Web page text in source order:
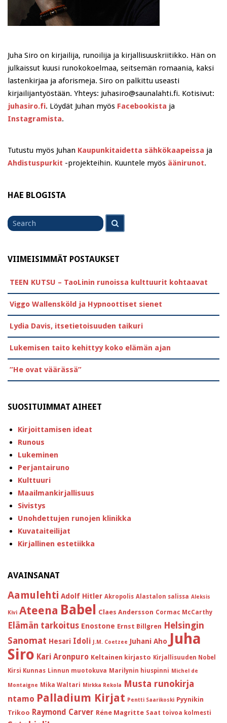
Juha Siro on kirjailija, runoilija ja kirjallisuuskriitikko. Hän on
julkaissut kuusi runokokoelmaa, seitsemän romaania, kaksi
lastenkirjaa ja aforismeja. Siro on palkittu useasti
kirjailijantyöstään. Yhteys: juhasiro@saunalahti.fi. Kotisivut:
juhasiro.fi. Löydät Juhan myös Facebookista ja
Instagramista.
Tutustu myös Juhan Kaupunkitaidetta sähkökaapeissa ja
Ahdistuspurkit -projekteihin. Kuuntele myös äänirunot.
HAE BLOGISTA
Search
for
VIIMEISIMMÄT POSTAUKSET
TEEN KUTSU – TaoLinin runoissa kulttuurit kohtaavat
Viggo Wallensköld ja Hypnoottiset sienet
Lydia Davis, itsetietoisuuden taikuri
Lukemisen taito kehittyy koko elämän ajan
”He ovat väärässä”
SUOSITUIMMAT AIHEET
Kirjoittamisen ideat
Runous
Lukeminen
Perjantairuno
Kulttuuri
Maailmankirjallisuus
Sivistys
Unohdettujen runojen klinikka
Kuvataiteilijat
Kirjallinen estetiikka
AVAINSANAT
Aamulehti Adolf Hitler Akropolis Alastalon salissa Aleksis
Kivi Ateena Babel Claes Andersson Cormac McCarthy
Elämän tarkoitus Enostone Ernst Billgren Helsingin
Sanomat Hesari Idoli J.M. Coetzee Juhani Aho Juha
Siro Kari Aronpuro Keltainen kirjasto Kirjallisuuden Nobel
Kirsi Kunnas Linnun muotokuva Marilynin hiuspinni Michel de
Montaigne Mika Waltari Mirkka Rekola Musta runokirja
ntamo Palladium Kirjat Pentti Saarikoski Pyynikin
Trikoo Raymond Carver Réne Magritte Saat toivoa kolmesti